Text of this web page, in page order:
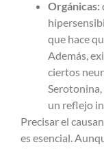
Orgánicas:
que hace
Además,
ciertos
un reflejo
Precisar el
es esencial.